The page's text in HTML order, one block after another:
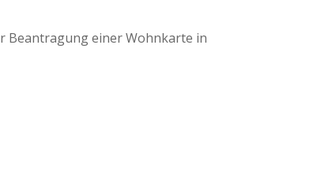
Beantragung einer Wohnkarte in